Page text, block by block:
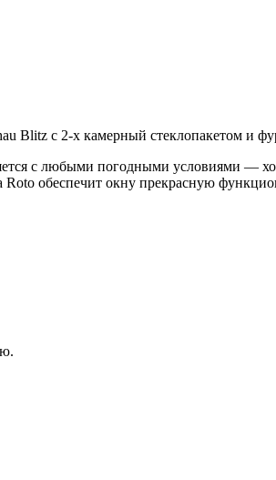
Blitz с 2-х камерный стеклопакетом и
с любыми погодными условиями —
обеспечит окну прекрасную